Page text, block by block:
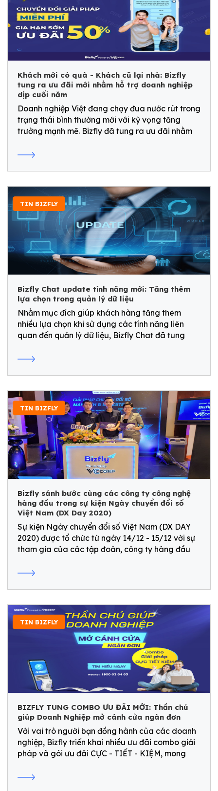
Khách mới có quà - Khách cũ lại nhà: Bizfly
tung ra ưu đãi mới nhằm hỗ trợ doanh nghiệp
dịp cuối năm
Doanh nghiệp Việt đang chạy đua nước rút trong
trạng thái bình thường mới với kỳ vọng tăng
trưởng mạnh mẽ. Bizfly đã tung ra ưu đãi nhằm
muốn tiếp sức cho doanh nghiệp Việt đón sóng
Bizfly Chat update tính năng mới: Tăng thêm
lựa chọn trong quản lý dữ liệu
Nhằm mục đích giúp khách hàng tăng thêm
nhiều lựa chọn khi sử dụng các tính năng liên
quan đến quản lý dữ liệu, Bizfly Chat đã tung
liệu user sang CRM.
TIN BIZFLY
Bizfly sánh bước cùng các công ty công nghệ
hàng đầu trong sự kiện Ngày chuyển đổi số
Việt Nam (DX Day 2020)
Sự kiện Ngày chuyển đổi số Việt Nam (DX DAY
2020) được tổ chức từ ngày 14/12 - 15/12 với sự
tham gia của các tập đoàn, công ty hàng đầu
Misa,...
TIN BIZFLY
BIZFLY TUNG COMBO ƯU ĐÃI MỚI: Thần chú
giúp Doanh Nghiệp mở cánh cửa ngàn đơn
Với vai trò người bạn đồng hành của các doanh
nghiệp, Bizfly triển khai nhiều ưu đãi combo giải
pháp và gói ưu đãi CỰC - TIẾT - KIỆM, mong
dịp cuối năm, sẵn sàng cho một chặng đường
TIN BIZFLY